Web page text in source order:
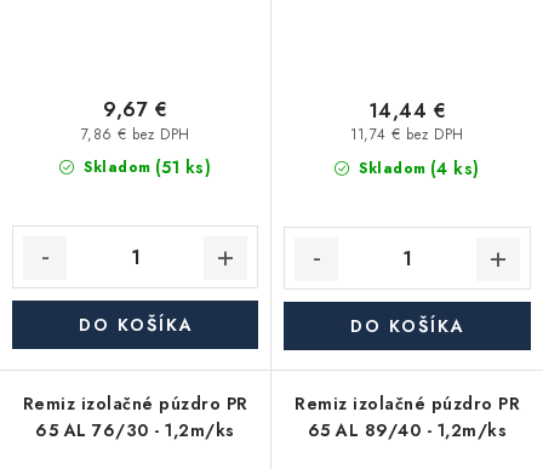
Skladom (51 ks)
7,86 € bez DPH
9,67 €
DO KOŠÍKA
Skladom (4 ks)
11,74 € bez DPH
14,44 €
DO KOŠÍKA
Remiz izolačné púzdro PR
65 AL 76/30 - 1,2m/ks
Remiz izolačné púzdro PR
65 AL 89/40 - 1,2m/ks